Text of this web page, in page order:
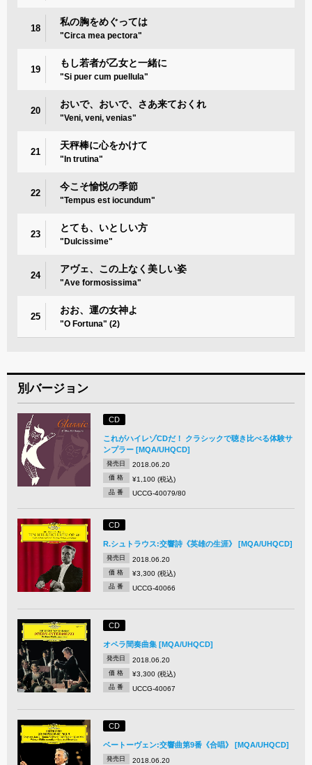
18
私の胸をめぐっては
"Circa mea pectora"
19
もし若者が乙女と一緒に
"Si puer cum puellula"
20
おいで、おいで、さあ来ておくれ
"Veni, veni, venias"
21
天秤棒に心をかけて
"In trutina"
22
今こそ愉悦の季節
"Tempus est iocundum"
23
とても、いとしい方
"Dulcissime"
24
アヴェ、この上なく美しい姿
"Ave formosissima"
25
おお、運の女神よ
"O Fortuna" (2)
別バージョン
CD
これがハイレゾCDだ！ クラシックで聴き比べる体験サ
ンプラー [MQA/UHQCD]
発売日 2018.06.20
価 格 ¥1,100 (税込)
品 番 UCCG-40079/80
CD
R.シュトラウス:交響詩《英雄の生涯》 [MQA/UHQCD]
発売日 2018.06.20
価 格 ¥3,300 (税込)
品 番 UCCG-40066
CD
オペラ間奏曲集 [MQA/UHQCD]
発売日 2018.06.20
価 格 ¥3,300 (税込)
品 番 UCCG-40067
CD
ベートーヴェン:交響曲第9番《合唱》 [MQA/UHQCD]
発売日 2018.06.20